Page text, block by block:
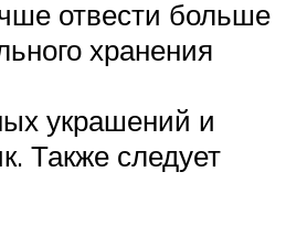
отвести больше
хранения
украшений и
Также следует